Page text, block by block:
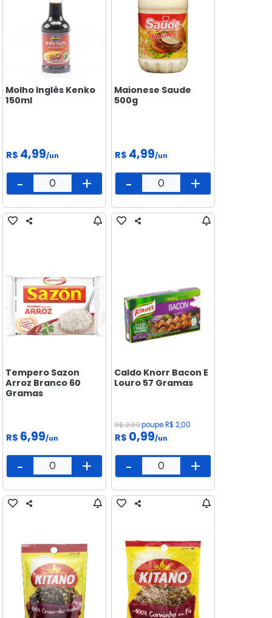
Molho Inglês Kenko
150ml
R$ 4,99/un
- +
Maionese Saude
500g
R$ 4,99/un
- +
Tempero Sazon
Arroz Branco 60
Gramas
R$ 6,99/un
- +
Caldo Knorr Bacon E
Louro 57 Gramas
R$ 2,99poupe R$ 2,00
R$ 0,99/un
- +